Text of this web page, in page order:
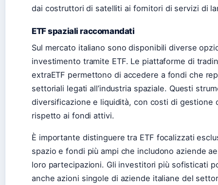
dai costruttori di satelliti ai fornitori di servizi di
ETF spaziali raccomandati
Sul mercato italiano sono disponibili diverse
investimento tramite ETF. Le piattaforme di
extraETF permettono di accedere a fondi che
settoriali legati all’industria spaziale. Questi
diversificazione e liquidità, con costi di gestione
rispetto ai fondi attivi.
È importante distinguere tra ETF focalizzati
spazio e fondi più ampi che includono aziende
loro partecipazioni. Gli investitori più sofisticati
anche azioni singole di aziende italiane del